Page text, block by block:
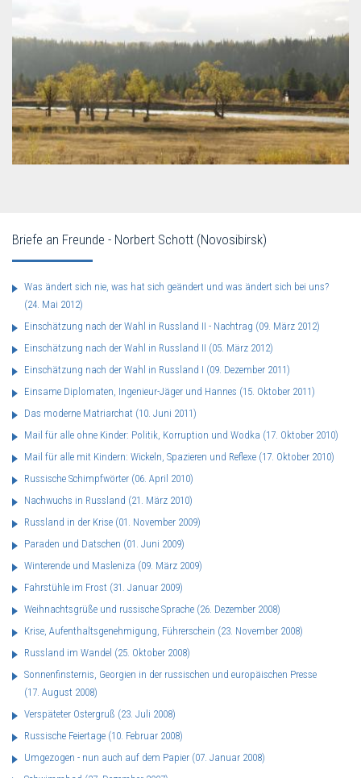
Briefe an Freunde - Norbert Schott (Novosibirsk)
Was ändert sich nie, was hat sich geändert und was ändert sich bei uns?
(24. Mai 2012)
Einschätzung nach der Wahl in Russland II - Nachtrag (09. März 2012)
Einschätzung nach der Wahl in Russland II (05. März 2012)
Einschätzung nach der Wahl in Russland I (09. Dezember 2011)
Einsame Diplomaten, Ingenieur-Jäger und Hannes (15. Oktober 2011)
Das moderne Matriarchat (10. Juni 2011)
Mail für alle ohne Kinder: Politik, Korruption und Wodka (17. Oktober 2010)
Mail für alle mit Kindern: Wickeln, Spazieren und Reflexe (17. Oktober 2010)
Russische Schimpfwörter (06. April 2010)
Nachwuchs in Russland (21. März 2010)
Russland in der Krise (01. November 2009)
Paraden und Datschen (01. Juni 2009)
Winterende und Masleniza (09. März 2009)
Fahrstühle im Frost (31. Januar 2009)
Weihnachtsgrüße und russische Sprache (26. Dezember 2008)
Krise, Aufenthaltsgenehmigung, Führerschein (23. November 2008)
Russland im Wandel (25. Oktober 2008)
Sonnenfinsternis, Georgien in der russischen und europäischen Presse
(17. August 2008)
Verspäteter Ostergruß (23. Juli 2008)
Russische Feiertage (10. Februar 2008)
Umgezogen - nun auch auf dem Papier (07. Januar 2008)